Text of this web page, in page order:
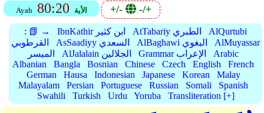
Ayah 80:20 الأية +/- -/+
: 📗 → IbnKathir ابن كثير AtTabariy الطبري
AlQurtubi
القرطوبي
AsSaadiyy السعدي AlBaghawi البغوي
AlMuyassar
الميسر
AlJalalain الجلالين Grammar الإعراب
Arabic
Albanian
Bangla Bosnian Chinese Czech English
French
German
Hausa Indonesian Japanese Korean
Malay
Malayalam
Persian Portuguese Russian Somali
Spanish
Swahili
Turkish Urdu Yoruba Transliteration [+]